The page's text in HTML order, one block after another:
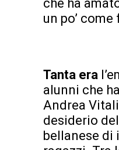
che ha
un po’
Tanta era
alunni che
Andrea
desiderio
bellanese di